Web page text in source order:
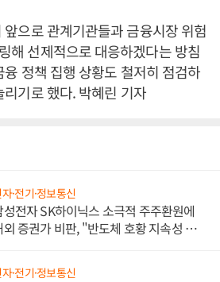
으로 관계기관들과 금융시장 위험
해 선제적으로 대응하겠다는 방침
정책 집행 상황도 철저히 점검하
기로 했다. 박혜린 기자
·전기·정보통신
성전자 SK하이닉스 소극적 주주환원에
외 증권가 비판, "반도체 호황 지속성 의
·전기·정보통신